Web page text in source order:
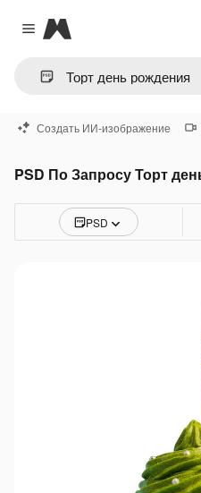
Close menu
Magnific
Создать ИИ-изображение
PSD По Запросу Торт
PSD